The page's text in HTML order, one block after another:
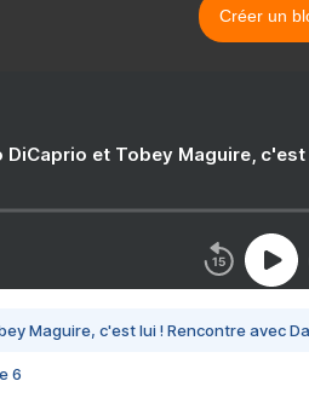
Créer un
DiCaprio et Tobey Maguire,
Maguire, c'est lui ! Rencontre avec
6